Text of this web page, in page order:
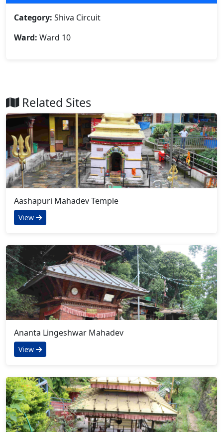
Category: Shiva Circuit
Ward: Ward 10
Related Sites
Aashapuri Mahadev Temple
View
Ananta Lingeshwar Mahadev
View